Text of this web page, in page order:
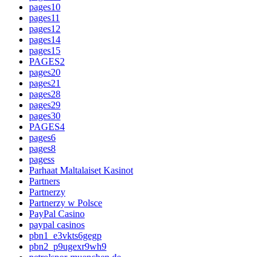
pages10
pages11
pages12
pages14
pages15
PAGES2
pages20
pages21
pages28
pages29
pages30
PAGES4
pages6
pages8
pagess
Parhaat Maltalaiset Kasinot
Partners
Partnerzy
Partnerzy w Polsce
PayPal Casino
paypal casinos
pbn1_e3vkts6gegp
pbn2_p9ugexr9wh9